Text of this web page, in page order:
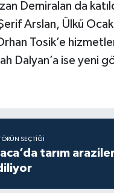
Demiralan da
Arslan, Ülkü
Tosik’e
Dalyan’a ise yeni
SEÇTIĞI
tarım